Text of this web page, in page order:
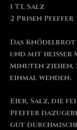
1 TL Salz
2 Prisen Pfeffer
Das Knödelbrot
und mit heißer
Minuten ziehen,
einmal wenden.
Eier, Salz, die
Pfeffer
gut